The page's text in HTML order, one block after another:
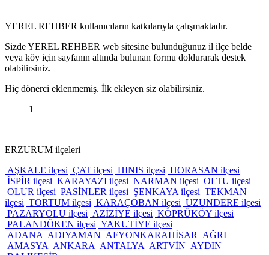
YEREL REHBER kullanıcıların katkılarıyla çalışmaktadır.
Sizde YEREL REHBER web sitesine bulunduğunuz il ilçe belde
veya köy için sayfanın altında bulunan formu doldurarak destek
olabilirsiniz.
Hiç dönerci eklenmemiş. İlk ekleyen siz olabilirsiniz.
1
ERZURUM ilçeleri
AŞKALE ilçesi ÇAT ilçesi HINIS ilçesi HORASAN ilçesi
İSPİR ilçesi KARAYAZI ilçesi NARMAN ilçesi OLTU ilçesi
OLUR ilçesi PASİNLER ilçesi ŞENKAYA ilçesi TEKMAN
ilçesi TORTUM ilçesi KARAÇOBAN ilçesi UZUNDERE ilçesi
PAZARYOLU ilçesi AZİZİYE ilçesi KÖPRÜKÖY ilçesi
PALANDÖKEN ilçesi YAKUTİYE ilçesi
ADANA ADIYAMAN AFYONKARAHİSAR
AĞRI
AMASYA ANKARA ANTALYA ARTVİN AYDIN